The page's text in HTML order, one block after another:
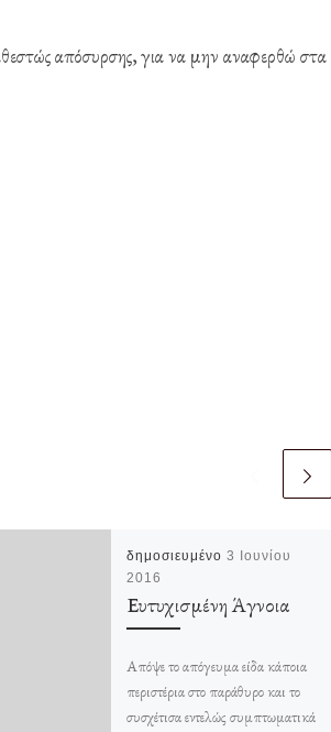
απόσυρσης, για να μην αναφερθώ στα
δημοσιευμένο 3 Ιουνίου
2016
Ευτυχισμένη Άγνοια
Απόψε το απόγευμα είδα κάποια
περιστέρια στο παράθυρο και το
συσχέτισα εντελώς συμπτωματικά